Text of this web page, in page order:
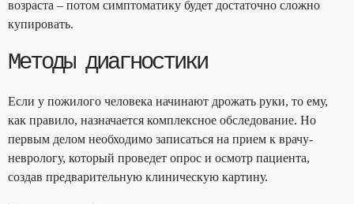
возраста – потом симптоматику будет достаточно сложно
купировать.
Методы диагностики
Если у пожилого человека начинают дрожать руки, то ему,
как правило, назначается комплексное обследование. Но
первым делом необходимо записаться на прием к врачу-
неврологу, который проведет опрос и осмотр пациента,
создав предварительную клиническую картину.